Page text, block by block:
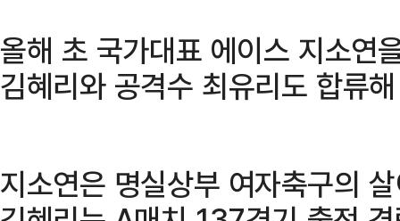
올해 초 국가대표 에이스 지소연
김혜리와 공격수 최유리도 합류
지소연은 명실상부 여자축구의